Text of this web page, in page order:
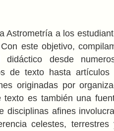
Astrometría a los
este objetivo,
didáctico desde
de texto hasta artículos
originadas por
texto es también una
disciplinas afines
celestes,